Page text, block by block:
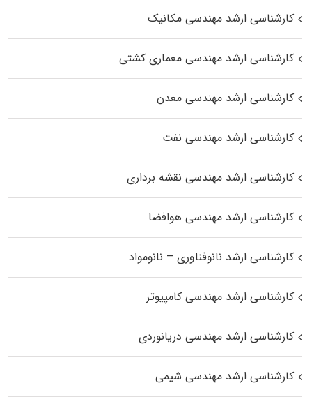
کارشناسی ارشد مهندسی مکانیک
کارشناسی ارشد مهندسی معماری کشتی
کارشناسی ارشد مهندسی معدن
کارشناسی ارشد مهندسی نفت
کارشناسی ارشد مهندسی نقشه برداری
کارشناسی ارشد مهندسی هوافضا
کارشناسی ارشد نانوفناوری – نانومواد
کارشناسی ارشد مهندسی کامپیوتر
کارشناسی ارشد مهندسی دریانوردی
کارشناسی ارشد مهندسی شیمی